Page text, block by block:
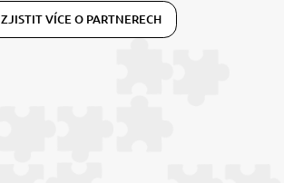
ZJISTIT VÍCE O PARTNERECH